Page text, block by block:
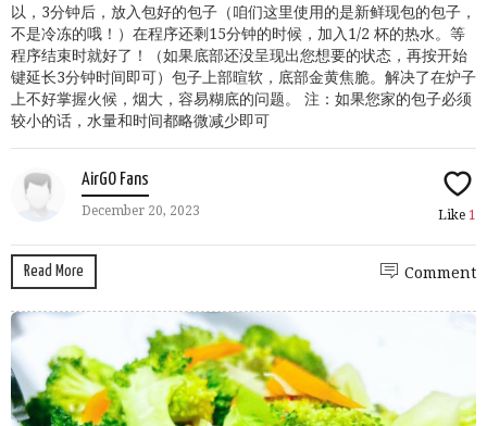
以，3分钟后，放入包好的包子（咱们这里使用的是新鲜现包的包子，
不是冷冻的哦！）在程序还剩15分钟的时候，加入1/2 杯的热水。等
程序结束时就好了！（如果底部还没呈现出您想要的状态，再按开始
键延长3分钟时间即可）包子上部暄软，底部金黄焦脆。解决了在炉子
上不好掌握火候，烟大，容易糊底的问题。 注：如果您家的包子必须
较小的话，水量和时间都略微减少即可
AirGO Fans
December 20, 2023 Like 1
Read More Comment